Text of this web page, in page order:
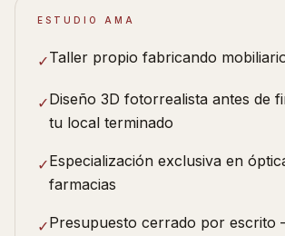
ESTUDIO AMA
✓Taller propio fabricando
✓Diseño 3D fotorrealista antes de
tu local terminado
✓Especialización exclusiva en
farmacias
✓Presupuesto cerrado por escrito